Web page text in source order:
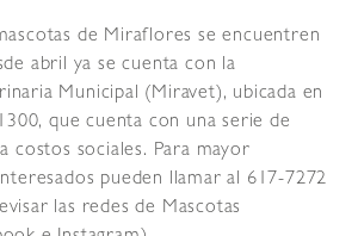
de Miraflores se encuentren
abril ya se cuenta con la
Municipal (Miravet), ubicada en
que cuenta con una serie de
costos sociales. Para mayor
pueden llamar al 617-7272
las redes de Mascotas